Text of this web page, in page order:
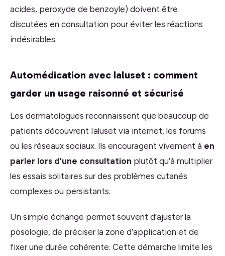
acides, peroxyde de benzoyle) doivent être
discutées en consultation pour éviter les réactions
indésirables.
Automédication avec Ialuset : comment
garder un usage raisonné et sécurisé
Les dermatologues reconnaissent que beaucoup de
patients découvrent Ialuset via internet, les forums
ou les réseaux sociaux. Ils encouragent vivement à en
parler lors d’une consultation plutôt qu’à multiplier
les essais solitaires sur des problèmes cutanés
complexes ou persistants.
Un simple échange permet souvent d’ajuster la
posologie, de préciser la zone d’application et de
fixer une durée cohérente. Cette démarche limite les